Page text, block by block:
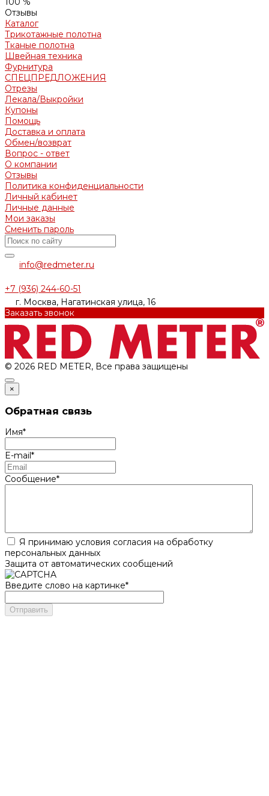
Отзывы
Каталог
Трикотажные полотна
Тканые полотна
Швейная техника
Фурнитура
СПЕЦПРЕДЛОЖЕНИЯ
Отрезы
Лекала/Выкройки
Купоны
Помощь
Доставка и оплата
Обмен/возврат
Вопрос - ответ
О компании
Отзывы
Политика конфиденциальности
Личный кабинет
Личные данные
Мои заказы
Сменить пароль
info@redmeter.ru
+7 (936) 244-60-51
г. Москва, Нагатинская улица, 16
Заказать звонок
© 2026 RED METER, Все права защищены
×
Обратная связь
Имя*
E-mail*
Сообщение*
Я принимаю условия согласия на обработку
персональных данных
Защита от автоматических сообщений
Введите слово на картинке*